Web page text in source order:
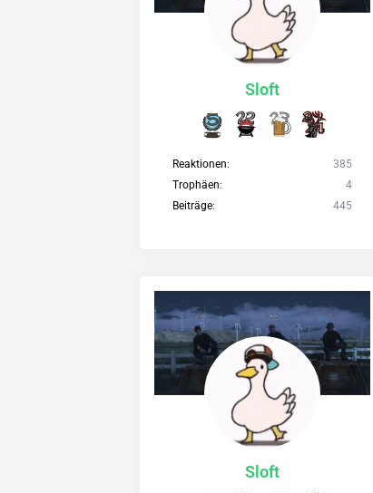
Sloft
Reaktionen
385
Trophäen
4
Beiträge
445
Sloft